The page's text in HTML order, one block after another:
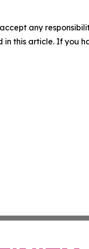
any
this article. If you